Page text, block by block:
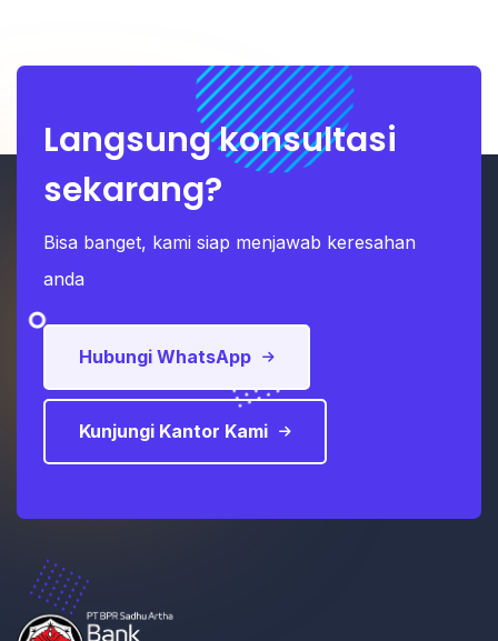
Langsung konsultasi
sekarang?
Bisa banget, kami siap menjawab keresahan
anda
Hubungi WhatsApp
Kunjungi Kantor Kami